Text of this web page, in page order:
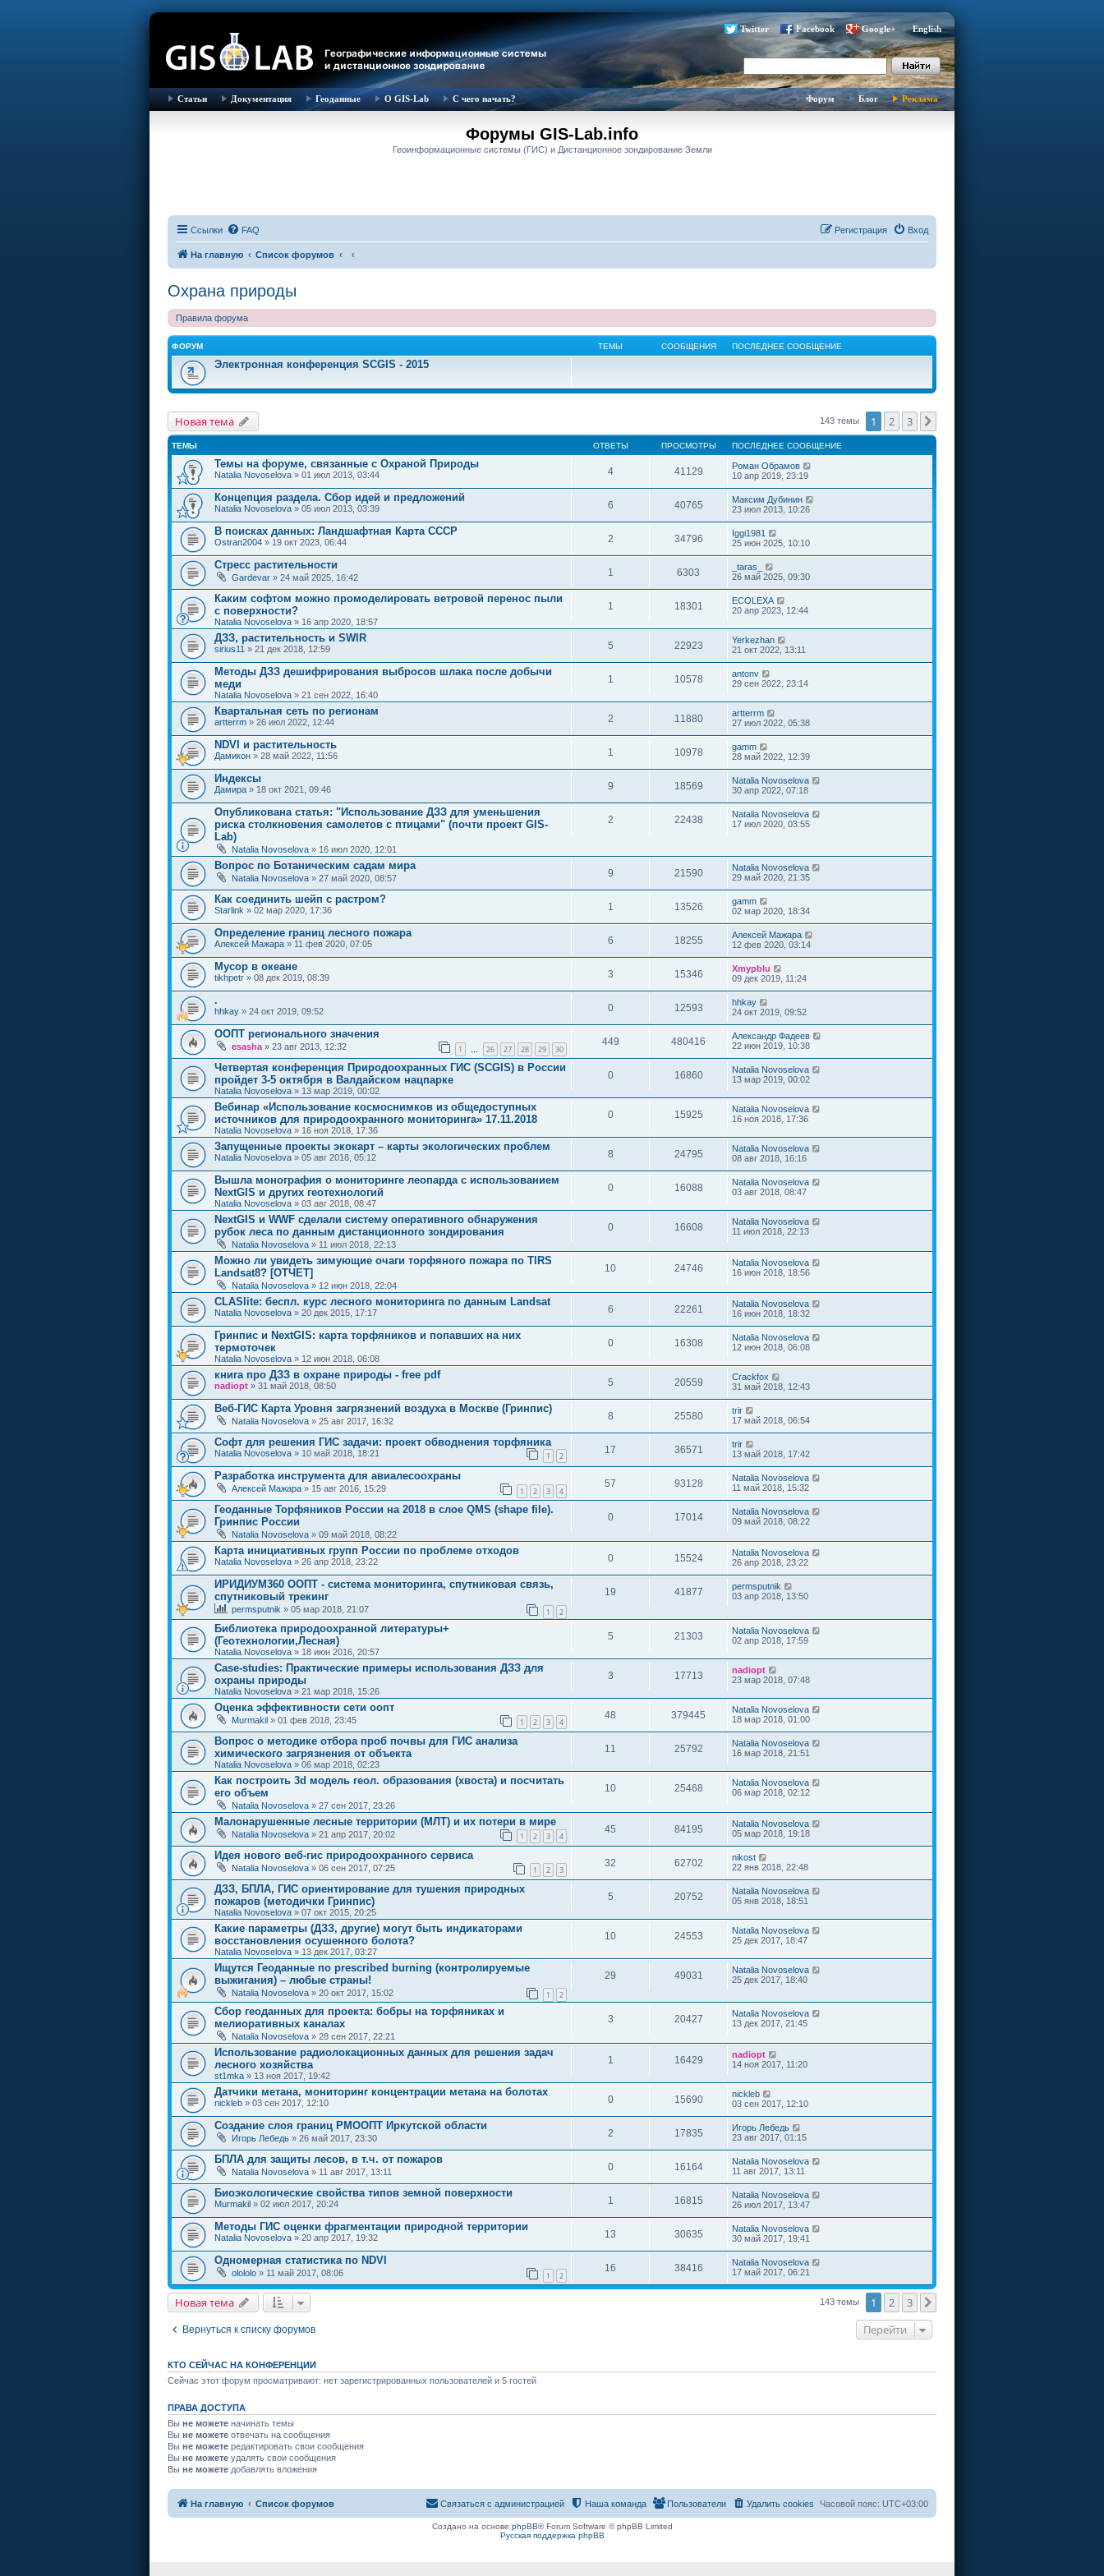
Twitter Facebook Google+ English
Статьи Документация Геоданные О GIS-Lab С чего начать? Форум Блог Реклама
Форумы GIS-Lab.info
Геоинформационные системы (ГИС) и Дистанционное зондирование Земли
Ссылки FAQ Вход
Регистрация
На главную Список форумов
Охрана природы
Правила форума
ФОРУМ ТЕМЫ СООБЩЕНИЯ ПОСЛЕДНЕЕ СООБЩЕНИЕ
Электронная конференция SCGIS - 2015
Новая тема 143 темы 1 2 3
ТЕМЫ ОТВЕТЫ ПРОСМОТРЫ ПОСЛЕДНЕЕ СООБЩЕНИЕ
Темы на форуме, связанные с Охраной Природы
Natalia Novoselova » 01 июл 2013, 03:44 4 41129
Роман Обрамов
10 апр 2019, 23:19
Концепция раздела. Сбор идей и предложений
Natalia Novoselova » 05 июл 2013, 03:39 6 40765
Максим Дубинин
23 июл 2013, 10:26
В поисках данных: Ландшафтная Карта СССР
Ostran2004 » 19 окт 2023, 06:44 2 34796
Iggi1981
25 июн 2025, 10:10
Стресс растительности
Gardevar » 24 май 2025, 16:42 1 6303
_taras_
26 май 2025, 09:30
Каким софтом можно промоделировать ветровой перенос пыли
с поверхности?
Natalia Novoselova » 16 апр 2020, 18:57
1 18301
ECOLEXA
20 апр 2023, 12:44
ДЗЗ, растительность и SWIR
sirius11 » 21 дек 2018, 12:59 5 22923
Yerkezhan
21 окт 2022, 13:11
Методы ДЗЗ дешифрирования выбросов шлака после добычи
меди
Natalia Novoselova » 21 сен 2022, 16:40
1 10578
antonv
29 сен 2022, 23:14
Квартальная сеть по регионам
artterrm » 26 июл 2022, 12:44 2 11880
artterrm
27 июл 2022, 05:38
NDVI и растительность
Дамикон » 28 май 2022, 11:56 1 10978
gamm
28 май 2022, 12:39
Индексы
Дамира » 18 окт 2021, 09:46 9 18569
Natalia Novoselova
30 апр 2022, 07:18
Опубликована статья: "Использование ДЗЗ для уменьшения
риска столкновения самолетов с птицами" (почти проект GIS-
Lab)
Natalia Novoselova » 16 июл 2020, 12:01
2 22438
Natalia Novoselova
17 июл 2020, 03:55
Вопрос по Ботаническим садам мира
Natalia Novoselova » 27 май 2020, 08:57 9 21590
Natalia Novoselova
29 май 2020, 21:35
Как соединить шейп с растром?
Starlink » 02 мар 2020, 17:36 1 13526
gamm
02 мар 2020, 18:34
Определение границ лесного пожара
Алексей Мажара » 11 фев 2020, 07:05 6 18255
Алексей Мажара
12 фев 2020, 03:14
Мусор в океане
tikhpetr » 08 дек 2019, 08:39 3 15346
Xmypblu
09 дек 2019, 11:24
.
hhkay » 24 окт 2019, 09:52 0 12593
hhkay
24 окт 2019, 09:52
ООПТ регионального значения
esasha » 23 авг 2013, 12:32 1 … 26 27 28 29 30
449 480416
Александр Фадеев
22 июн 2019, 10:38
Четвертая конференция Природоохранных ГИС (SCGIS) в России
пройдет 3-5 октября в Валдайском нацпарке
Natalia Novoselova » 13 мар 2019, 00:02
0 16860
Natalia Novoselova
13 мар 2019, 00:02
Вебинар «Использование космоснимков из общедоступных
источников для природоохранного мониторинга» 17.11.2018
Natalia Novoselova » 16 ноя 2018, 17:36
0 15925
Natalia Novoselova
16 ноя 2018, 17:36
Запущенные проекты экокарт – карты экологических проблем
Natalia Novoselova » 05 авг 2018, 05:12 8 24795
Natalia Novoselova
08 авг 2018, 16:16
Вышла монография о мониторинге леопарда с использованием
NextGIS и других геотехнологий
Natalia Novoselova » 03 авг 2018, 08:47
0 16088
Natalia Novoselova
03 авг 2018, 08:47
NextGIS и WWF сделали систему оперативного обнаружения
рубок леса по данным дистанционного зондирования
Natalia Novoselova » 11 июл 2018, 22:13
0 16608
Natalia Novoselova
11 июл 2018, 22:13
Можно ли увидеть зимующие очаги торфяного пожара по TIRS
Landsat8? [ОТЧЕТ]
Natalia Novoselova » 12 июн 2018, 22:04
10 24746
Natalia Novoselova
16 июн 2018, 18:56
CLASlite: беспл. курс лесного мониторинга по данным Landsat
Natalia Novoselova » 20 дек 2015, 17:17 6 22261
Natalia Novoselova
16 июн 2018, 18:32
Гринпис и NextGIS: карта торфяников и попавших на них
термоточек
Natalia Novoselova » 12 июн 2018, 06:08
0 16308
Natalia Novoselova
12 июн 2018, 06:08
книга про ДЗЗ в охране природы - free pdf
nadiopt » 31 май 2018, 08:50 5 20559
Crackfox
31 май 2018, 12:43
Веб-ГИС Карта Уровня загрязнений воздуха в Москве (Гринпис)
Natalia Novoselova » 25 авг 2017, 16:32 8 25580
trir
17 май 2018, 06:54
Софт для решения ГИС задачи: проект обводнения торфяника
Natalia Novoselova » 10 май 2018, 18:21 1 2
17 36571
trir
13 май 2018, 17:42
Разработка инструмента для авиалесоохраны
Алексей Мажара » 15 авг 2016, 15:29 1 2 3 4
57 93128
Natalia Novoselova
11 май 2018, 15:32
Геоданные Торфяников России на 2018 в слое QMS (shape file).
Гринпис России
Natalia Novoselova » 09 май 2018, 08:22
0 17014
Natalia Novoselova
09 май 2018, 08:22
Карта инициативных групп России по проблеме отходов
Natalia Novoselova » 26 апр 2018, 23:22 0 15524
Natalia Novoselova
26 апр 2018, 23:22
ИРИДИУМ360 ООПТ - система мониторинга, спутниковая связь,
спутниковый трекинг
permsputnik » 05 мар 2018, 21:07 1 2
19 41877
permsputnik
03 апр 2018, 13:50
Библиотека природоохранной литературы+
(Геотехнологии,Лесная)
Natalia Novoselova » 18 июн 2016, 20:57
5 21303
Natalia Novoselova
02 апр 2018, 17:59
Case-studies: Практические примеры использования ДЗЗ для
охраны природы
Natalia Novoselova » 21 мар 2018, 15:26
3 17713
nadiopt
23 мар 2018, 07:48
Оценка эффективности сети оопт
Murmakil » 01 фев 2018, 23:45 1 2 3 4
48 379445
Natalia Novoselova
18 мар 2018, 01:00
Вопрос о методике отбора проб почвы для ГИС анализа
химического загрязнения от объекта
Natalia Novoselova » 06 мар 2018, 02:23
11 25792
Natalia Novoselova
16 мар 2018, 21:51
Как построить 3d модель геол. образования (хвоста) и посчитать
его объем
Natalia Novoselova » 27 сен 2017, 23:26
10 25468
Natalia Novoselova
06 мар 2018, 02:12
Малонарушенные лесные территории (МЛТ) и их потери в мире
Natalia Novoselova » 21 апр 2017, 20:02 1 2 3 4
45 84195
Natalia Novoselova
05 мар 2018, 19:18
Идея нового веб-гис природоохранного сервиса
Natalia Novoselova » 06 сен 2017, 07:25 1 2 3
32 62702
nikost
22 янв 2018, 22:48
ДЗЗ, БПЛА, ГИС ориентирование для тушения природных
пожаров (методички Гринпис)
Natalia Novoselova » 07 окт 2015, 20:25
5 20752
Natalia Novoselova
05 янв 2018, 18:51
Какие параметры (ДЗЗ, другие) могут быть индикаторами
восстановления осушенного болота?
Natalia Novoselova » 13 дек 2017, 03:27
10 24553
Natalia Novoselova
25 дек 2017, 18:47
Ищутся Геоданные по prescribed burning (контролируемые
выжигания) – любые страны!
Natalia Novoselova » 20 окт 2017, 15:02 1 2
29 49031
Natalia Novoselova
25 дек 2017, 18:40
Сбор геоданных для проекта: бобры на торфяниках и
мелиоративных каналах
Natalia Novoselova » 28 сен 2017, 22:21
3 20427
Natalia Novoselova
13 дек 2017, 21:45
Использование радиолокационных данных для решения задач
лесного хозяйства
st1mka » 13 ноя 2017, 19:42
1 16429
nadiopt
14 ноя 2017, 11:20
Датчики метана, мониторинг концентрации метана на болотах
nickleb » 03 сен 2017, 12:10 0 15690
nickleb
03 сен 2017, 12:10
Создание слоя границ РМООПТ Иркутской области
Игорь Лебедь » 26 май 2017, 23:30 2 17835
Игорь Лебедь
23 авг 2017, 01:15
БПЛА для защиты лесов, в т.ч. от пожаров
Natalia Novoselova » 11 авг 2017, 13:11 0 16164
Natalia Novoselova
11 авг 2017, 13:11
Биоэкологические свойства типов земной поверхности
Murmakil » 02 июл 2017, 20:24 1 16815
Natalia Novoselova
26 июл 2017, 13:47
Методы ГИС оценки фрагментации природной территории
Natalia Novoselova » 20 апр 2017, 19:32 13 30635
Natalia Novoselova
30 май 2017, 19:41
Одномерная статистика по NDVI
olololo » 11 май 2017, 08:06 1 2
16 38416
Natalia Novoselova
17 май 2017, 06:21
Новая тема 143 темы 1 2 3
Вернуться к списку форумов Перейти
КТО СЕЙЧАС НА КОНФЕРЕНЦИИ
Сейчас этот форум просматривают: нет зарегистрированных пользователей и 5 гостей
ПРАВА ДОСТУПА
Вы не можете начинать темы
Вы не можете отвечать на сообщения
Вы не можете редактировать свои сообщения
Вы не можете удалять свои сообщения
Вы не можете добавлять вложения
На главную Список форумов Часовой пояс: UTC+03:00
Удалить cookies
Пользователи
Наша команда
Связаться с администрацией
Создано на основе phpBB® Forum Software © phpBB Limited
Русская поддержка phpBB